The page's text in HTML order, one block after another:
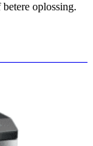
oplossing.